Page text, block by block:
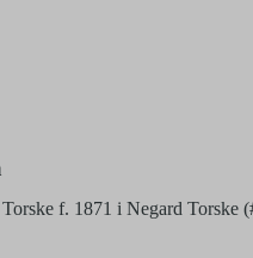
f. 1871 i Negard